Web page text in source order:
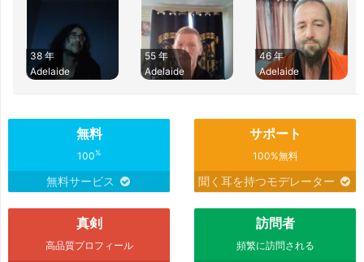
38 年
Adelaide
55 年
Adelaide
46 年
Adelaide
無料
100%
無料サービス
サポート
100%無料
聞く耳を持つモデレーター
真剣
高品質プロフィール
訪問者
頻繁に訪問される